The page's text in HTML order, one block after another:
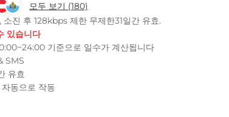
모두 보기 (180)
진 후 128kbps 제한 무제한31일간 유효.
있습니다
기준으로 일수가 계산됩니다
SMS
유효
동으로 작동